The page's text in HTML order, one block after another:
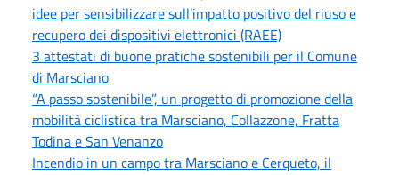
idee per sensibilizzare sull’impatto positivo del riuso e
recupero dei dispositivi elettronici (RAEE)
3 attestati di buone pratiche sostenibili per il Comune
di Marsciano
“A passo sostenibile”, un progetto di promozione della
mobilità ciclistica tra Marsciano, Collazzone, Fratta
Todina e San Venanzo
Incendio in un campo tra Marsciano e Cerqueto, il